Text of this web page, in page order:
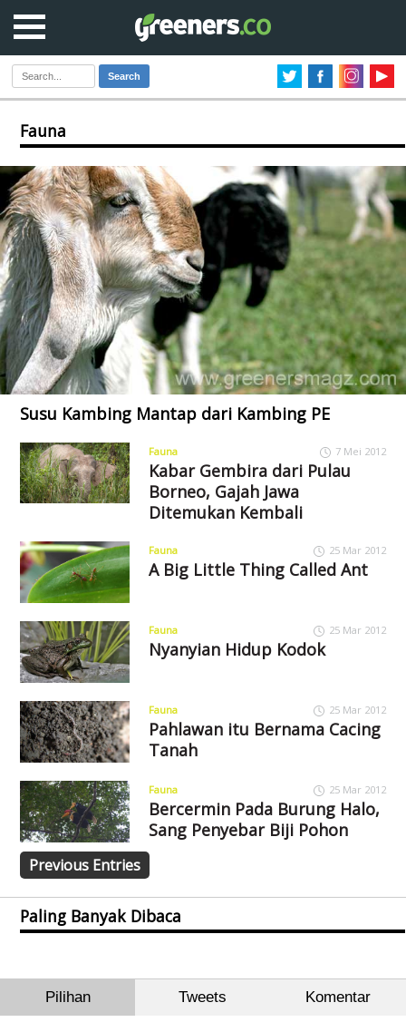
Search
Fauna
Susu Kambing Mantap dari Kambing PE
Fauna 7 Mei 2012
Kabar Gembira dari Pulau
Borneo, Gajah Jawa
Ditemukan Kembali
Fauna 25 Mar 2012
A Big Little Thing Called Ant
Fauna 25 Mar 2012
Nyanyian Hidup Kodok
Fauna 25 Mar 2012
Pahlawan itu Bernama Cacing
Tanah
Fauna 25 Mar 2012
Bercermin Pada Burung Halo,
Sang Penyebar Biji Pohon
Previous Entries
Paling Banyak Dibaca
Pilihan Tweets Komentar